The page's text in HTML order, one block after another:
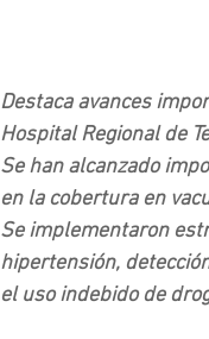
Destaca avances
Hospital Regional de
Se han alcanzado
en la cobertura en
Se implementaron
hipertensión,
el uso indebido de